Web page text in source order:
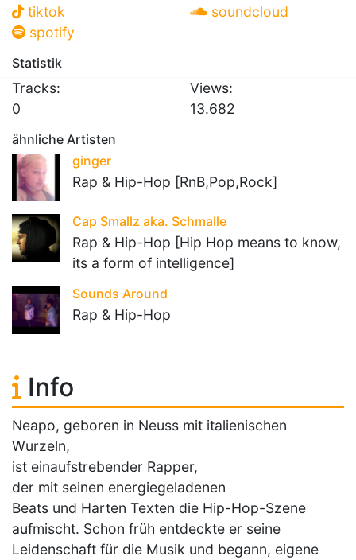
tiktok
soundcloud
spotify
Statistik
Tracks:
0
Views:
13.682
ähnliche Artisten
ginger
Rap & Hip-Hop [RnB,Pop,Rock]
Cap Smallz aka. Schmalle
Rap & Hip-Hop [Hip Hop means to know,
its a form of intelligence]
Sounds Around
Rap & Hip-Hop
Info
Neapo, geboren in Neuss mit italienischen
Wurzeln,
ist einaufstrebender Rapper,
der mit seinen energiegeladenen
Beats und Harten Texten die Hip-Hop-Szene
aufmischt. Schon früh entdeckte er seine
Leidenschaft für die Musik und begann, eigene